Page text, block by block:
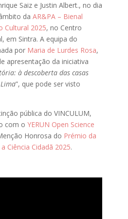
Saiz e Justin Albert., no dia
daAR&PA – Bienal
Cultural 2025, no Centro
em Sintra. A equipa do
por Maria de Lurdes Rosa,
apresentação da iniciativa
à descoberta das casas
”, que pode ser visto
pública do VINCULUM,
com oYERUN Open Science
Honrosa do Prémio da
Ciência Cidadã 2025.